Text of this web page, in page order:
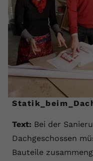
Text: Bei der
Dachgeschossen
Bauteile